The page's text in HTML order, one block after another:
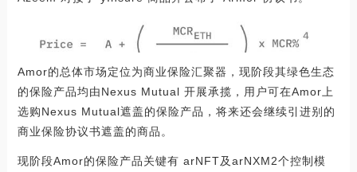
Amor的总体市场定位为商业保险汇聚器，现阶段其绿色生态
的保险产品均由Nexus Mutual 开展承揽，用户可在Amor上
选购Nexus Mutual遮盖的保险产品，将来还会继续引进别的
商业保险协议书遮盖的商品。
现阶段Amor的保险产品关键有 arNFT及arNXM2个控制模